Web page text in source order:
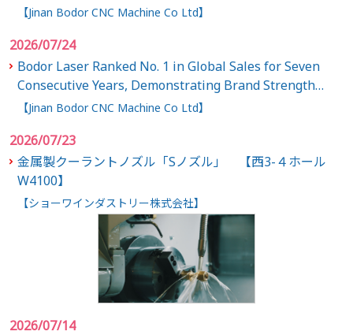
【Jinan Bodor CNC Machine Co Ltd】
2026/07/24
Bodor Laser Ranked No. 1 in Global Sales for Seven
Consecutive Years, Demonstrating Brand Strength
Through Sustained Leadership
【Jinan Bodor CNC Machine Co Ltd】
2026/07/23
金属製クーラントノズル「Sノズル」 【西3-４ホール
W4100】
【ショーワインダストリー株式会社】
2026/07/14